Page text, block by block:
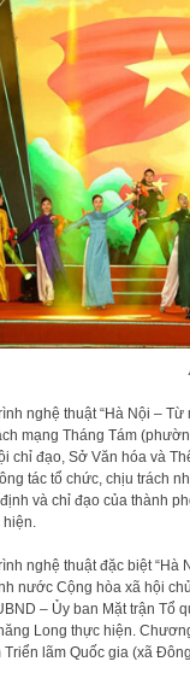
nghệ thuật “Hà Nội –
mạng Tháng Tám
chỉ đạo, Sở Văn hóa và
tác tổ chức, chịu trách
và chỉ đạo của thành
hiện.
nghệ thuật đặc biệt “Hà
nước Cộng hòa xã hội
– Ủy ban Mặt trận Tổ
Long thực hiện.
Triển lãm Quốc gia (xã